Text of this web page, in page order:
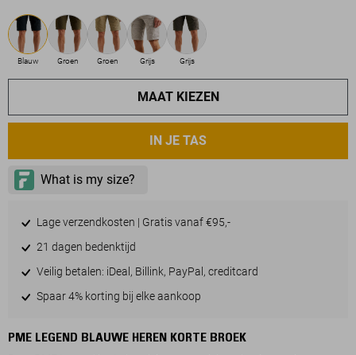
Blauw Groen Groen Grijs Grijs
MAAT KIEZEN
IN JE TAS
Lage verzendkosten | Gratis vanaf €95,-
21 dagen bedenktijd
Veilig betalen: iDeal, Billink, PayPal, creditcard
Spaar 4% korting bij elke aankoop
PME LEGEND BLAUWE HEREN KORTE BROEK